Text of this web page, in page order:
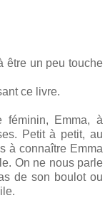
être un peu touche
ce livre.
féminin, Emma, à
Petit à petit, au
à connaître Emma
On ne nous parle
de son boulot ou